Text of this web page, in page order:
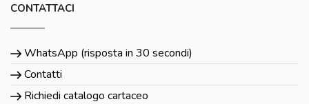
CONTATTACI
WhatsApp (risposta in 30 secondi)
Contatti
Richiedi catalogo cartaceo